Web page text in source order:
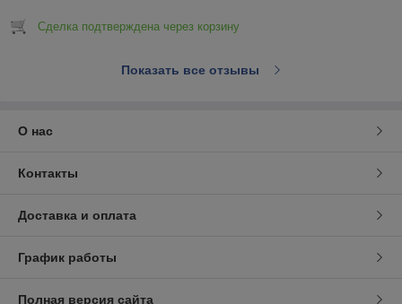
Сделка подтверждена через корзину
Показать все отзывы
О нас
Контакты
Доставка и оплата
График работы
Полная версия сайта